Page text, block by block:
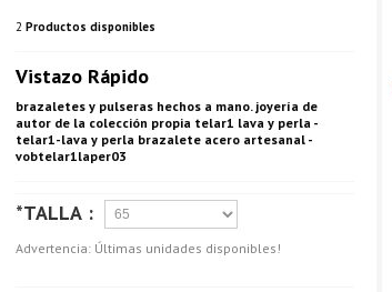
2 Productos disponibles
Vistazo Rápido
brazaletes y pulseras hechos a mano. joyería de
autor de la colección propia telar1 lava y perla -
telar1-lava y perla brazalete acero artesanal -
vobtelar1laper03
*TALLA :
Advertencia: Últimas unidades disponibles!